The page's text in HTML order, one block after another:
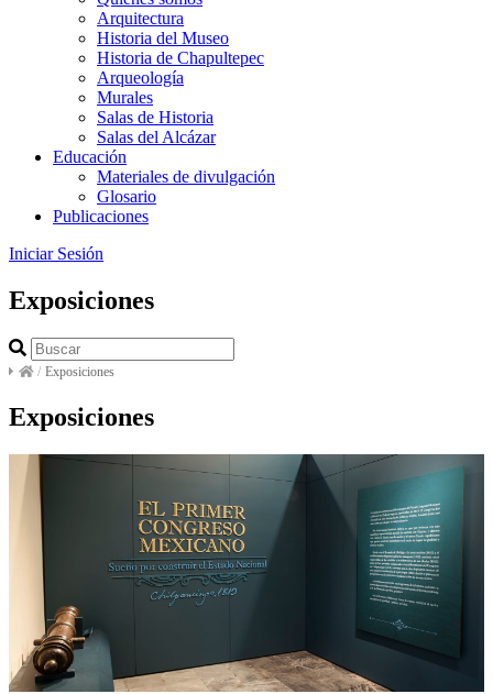
Arquitectura
Historia del Museo
Historia de Chapultepec
Arqueología
Murales
Salas de Historia
Salas del Alcázar
Educación
Materiales de divulgación
Glosario
Publicaciones
Iniciar Sesión
Exposiciones
/ Exposiciones
Exposiciones